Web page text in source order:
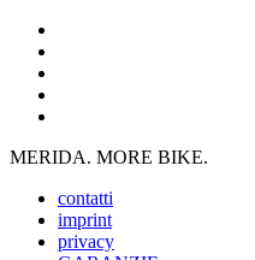
MERIDA. MORE BIKE.
contatti
imprint
privacy